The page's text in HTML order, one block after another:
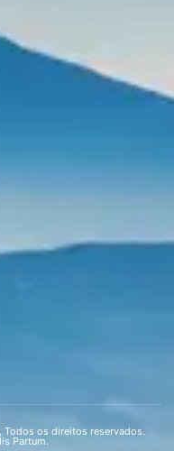
os direitos reservados.
Partum.